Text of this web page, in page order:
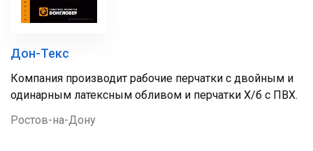
Дон-Текс
Компания производит рабочие перчатки с двойным и
одинарным латексным обливом и перчатки Х/б с ПВХ.
Ростов-на-Дону